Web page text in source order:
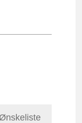
Ønskeliste